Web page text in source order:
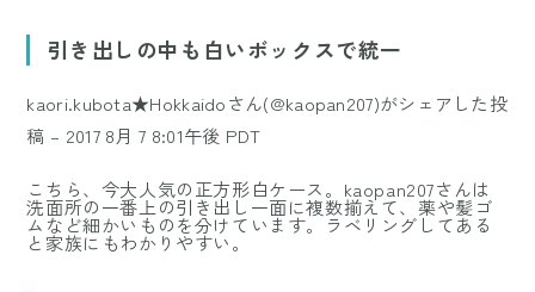
引き出しの中も白いボックスで統一
kaori.kubota★Hokkaidoさん(@kaopan207)がシェアした投
稿 – 2017 8月 7 8:01午後 PDT
こちら、今大人気の正方形白ケース。kaopan207さんは
洗面所の一番上の引き出し一面に複数揃えて、薬や髪ゴ
ムなど細かいものを分けています。ラベリングしてある
と家族にもわかりやすい。